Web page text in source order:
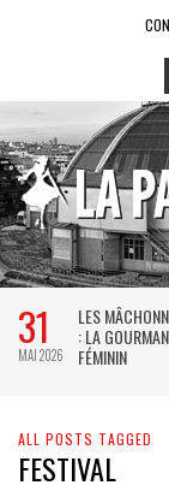
31
MAI 2026
LES
: LA
FÉMININ
ALL POSTS TAGGED
FESTIVAL